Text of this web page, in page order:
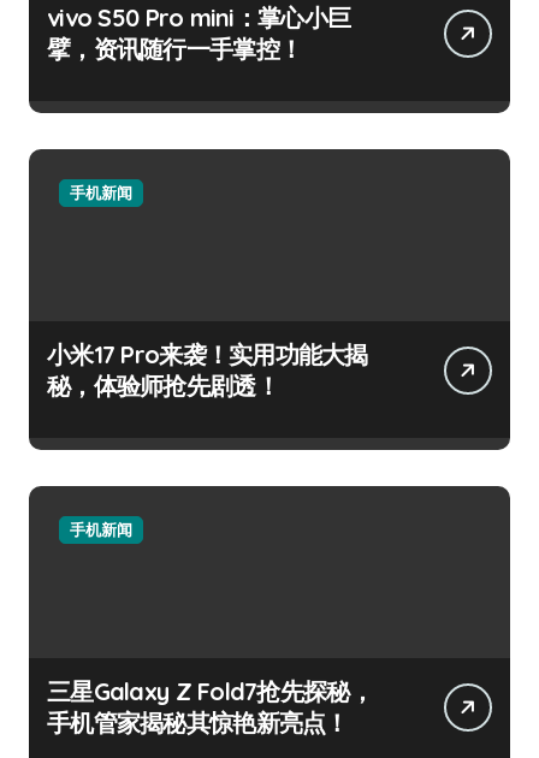
vivo S50 Pro mini：掌心小巨
擘，资讯随行一手掌控！
手机新闻
小米17 Pro来袭！实用功能大揭
秘，体验师抢先剧透！
手机新闻
三星Galaxy Z Fold7抢先探秘，
手机管家揭秘其惊艳新亮点！